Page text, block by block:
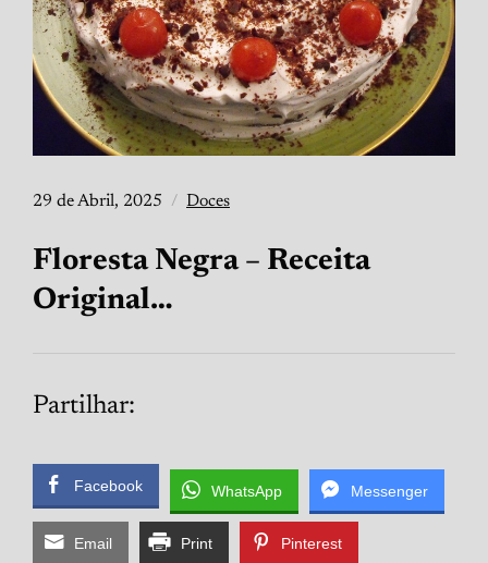
29 de Abril, 2025 Doces
Floresta Negra – Receita
Original…
Partilhar:
Facebook WhatsApp Messenger
Email Print Pinterest